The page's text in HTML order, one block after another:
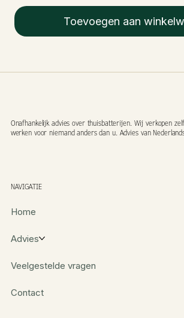
Toevoegen aan
NAVIGATIE
Onafhankelijk advies over thuisbatterijen. Wij verkopen
werken voor niemand anders dan u. Advies van
Home
Advies
Veelgestelde vragen
Contact